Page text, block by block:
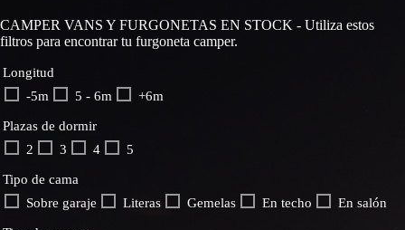
CAMPER VANS Y FURGONETAS EN STOCK - Utiliza estos
filtros para encontrar tu furgoneta camper.
Longitud
-5m
5 - 6m +6m
Plazas de dormir
2
3 4 5
Tipo de cama
Sobre garaje
Literas Gemelas En techo En salón